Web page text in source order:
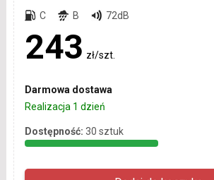
C B 72dB
243 zł/szt.
Darmowa dostawa
Realizacja 1 dzień
Dostępność: 30 sztuk